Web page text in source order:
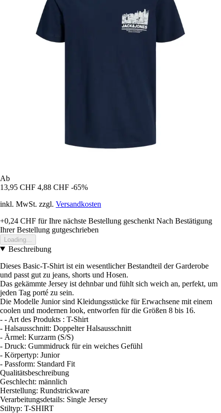
Ab
13,95 CHF 4,88 CHF -65%
inkl. MwSt. zzgl. Versandkosten
+0,24 CHF für Ihre nächste Bestellung geschenkt Nach Bestätigung
Ihrer Bestellung gutgeschrieben
Loading...
Beschreibung
Dieses Basic-T-Shirt ist ein wesentlicher Bestandteil der Garderobe
und passt gut zu jeans, shorts und Hosen.
Das gekämmte Jersey ist dehnbar und fühlt sich weich an, perfekt, um
jeden Tag porté zu sein.
Die Modelle Junior sind Kleidungsstücke für Erwachsene mit einem
coolen und modernen look, entworfen für die Größen 8 bis 16.
- - Art des Produkts : T-Shirt
- Halsausschnitt: Doppelter Halsausschnitt
- Ärmel: Kurzarm (S/S)
- Druck: Gummidruck für ein weiches Gefühl
- Körpertyp: Junior
- Passform: Standard Fit
Qualitätsbeschreibung
Geschlecht: männlich
Herstellung: Rundstrickware
Verarbeitungsdetails: Single Jersey
Stiltyp: T-SHIRT